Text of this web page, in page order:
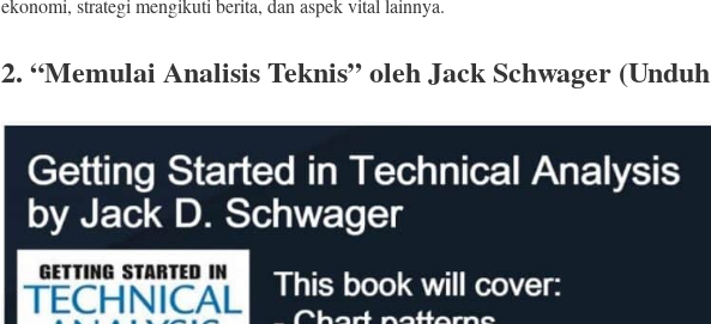
ekonomi, strategi mengikuti berita, dan aspek vital lainnya.
2. “Memulai Analisis Teknis” oleh Jack Schwager (Unduh